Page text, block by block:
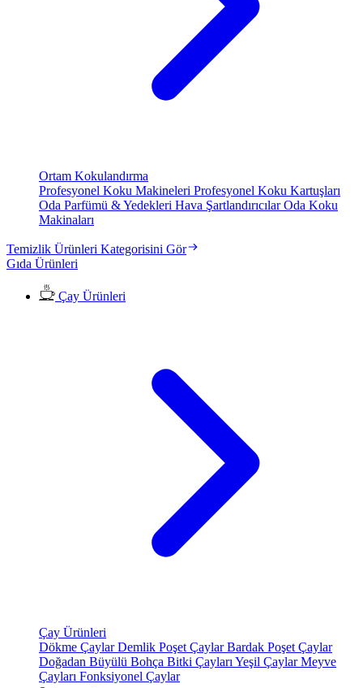
Ortam Kokulandırma
Profesyonel Koku Makineleri Profesyonel Koku Kartuşları
Oda Parfümü & Yedekleri Hava ŞartlandırıcılarOda Koku
Makinaları
Temizlik Ürünleri Kategorisini Gör
Gıda Ürünleri
Çay Ürünleri
Çay Ürünleri
Dökme ÇaylarDemlik Poşet ÇaylarBardak Poşet Çaylar
Doğadan Büyülü Bohça Bitki Çayları Yeşil ÇaylarMeyve
Çayları Fonksiyonel Çaylar